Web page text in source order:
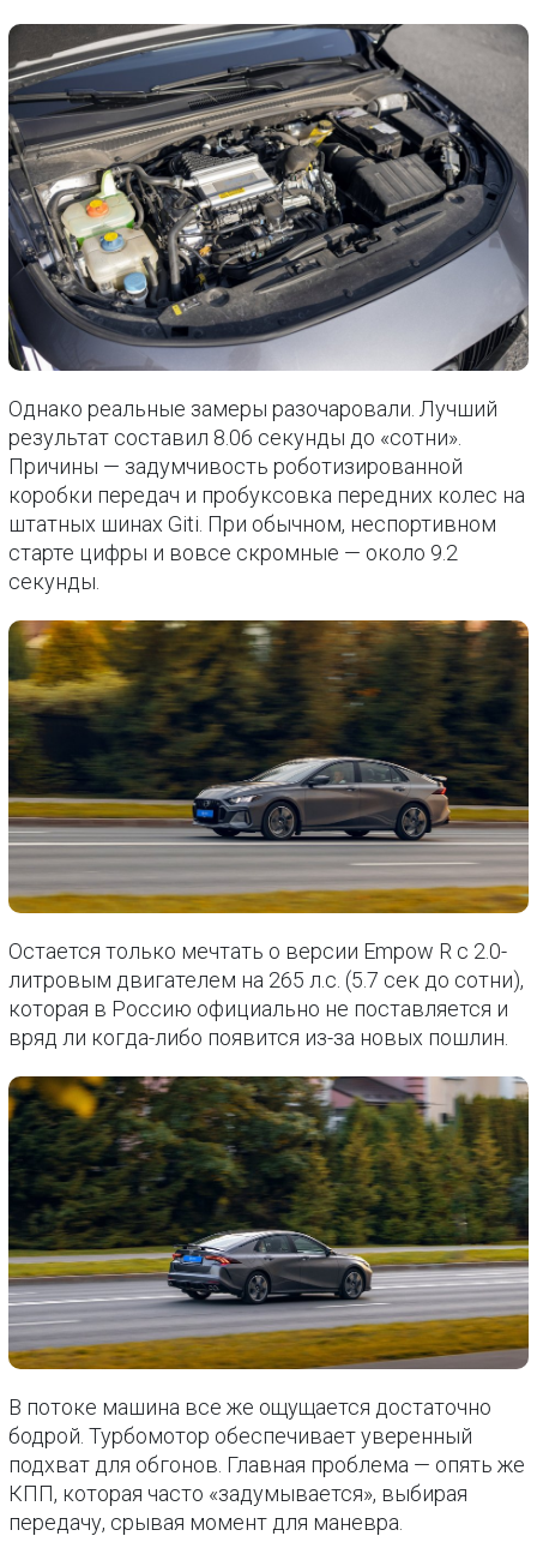
Однако реальные замеры разочаровали. Лучший
результат составил 8.06 секунды до «сотни».
Причины — задумчивость роботизированной
коробки передач и пробуксовка передних колес на
штатных шинах Giti. При обычном, неспортивном
старте цифры и вовсе скромные — около 9.2
секунды.
Остается только мечтать о версии Empow R с 2.0-
литровым двигателем на 265 л.с. (5.7 сек до сотни),
которая в Россию официально не поставляется и
вряд ли когда-либо появится из-за новых пошлин.
В потоке машина все же ощущается достаточно
бодрой. Турбомотор обеспечивает уверенный
подхват для обгонов. Главная проблема — опять же
КПП, которая часто «задумывается», выбирая
передачу, срывая момент для маневра.